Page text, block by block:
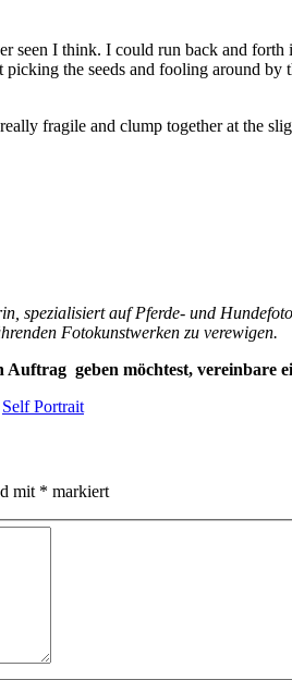
seen I think. I could run back and
the seeds and fooling around by
fragile and clump together at the
auf Pferde- und
Fotokunstwerken zu verewigen.
Auftrag geben möchtest, vereinbare
Self Portrait
mit * markiert